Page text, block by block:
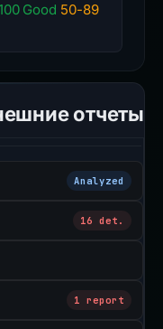
Good 50-89
отчеты
Analyzed
16 det.
1 report